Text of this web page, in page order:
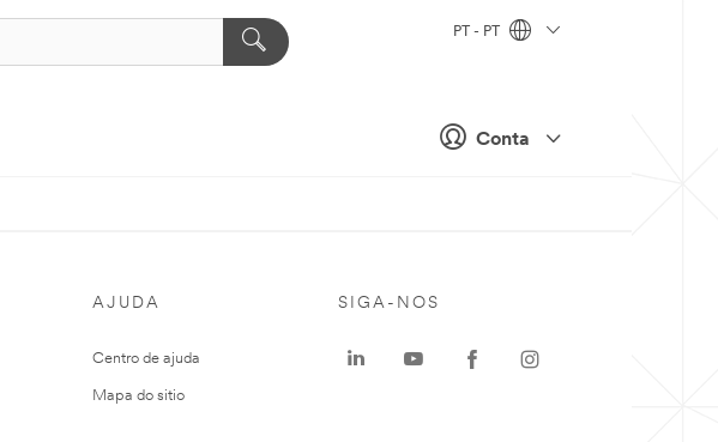
Conta
PT - PT
AJUDA
Centro de ajuda
Mapa do sitio
SIGA-NOS